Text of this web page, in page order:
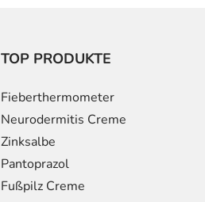
TOP PRODUKTE
Fieberthermometer
Neurodermitis Creme
Zinksalbe
Pantoprazol
Fußpilz Creme